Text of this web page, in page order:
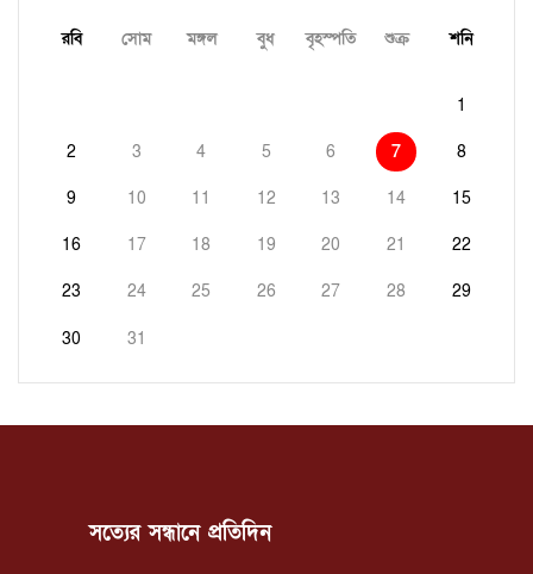
রবি সোম মঙ্গল বুধ বৃহস্পতি শুক্র শনি
1
2 3 4 5 6 7 8
9 10 11 12 13 14 15
16 17 18 19 20 21 22
23 24 25 26 27 28 29
30 31
সত্যের সন্ধানে প্রতিদিন